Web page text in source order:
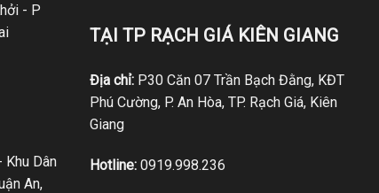
- P
Dân
An,
TẠI TP RẠCH GIÁ KIÊN GIANG
Địa chỉ:P30 Căn 07 Trần Bạch Đằng, KĐT
Phú Cường, P. An Hòa, TP. Rạch Giá, Kiên
Giang
Hotline: 0919.998.236